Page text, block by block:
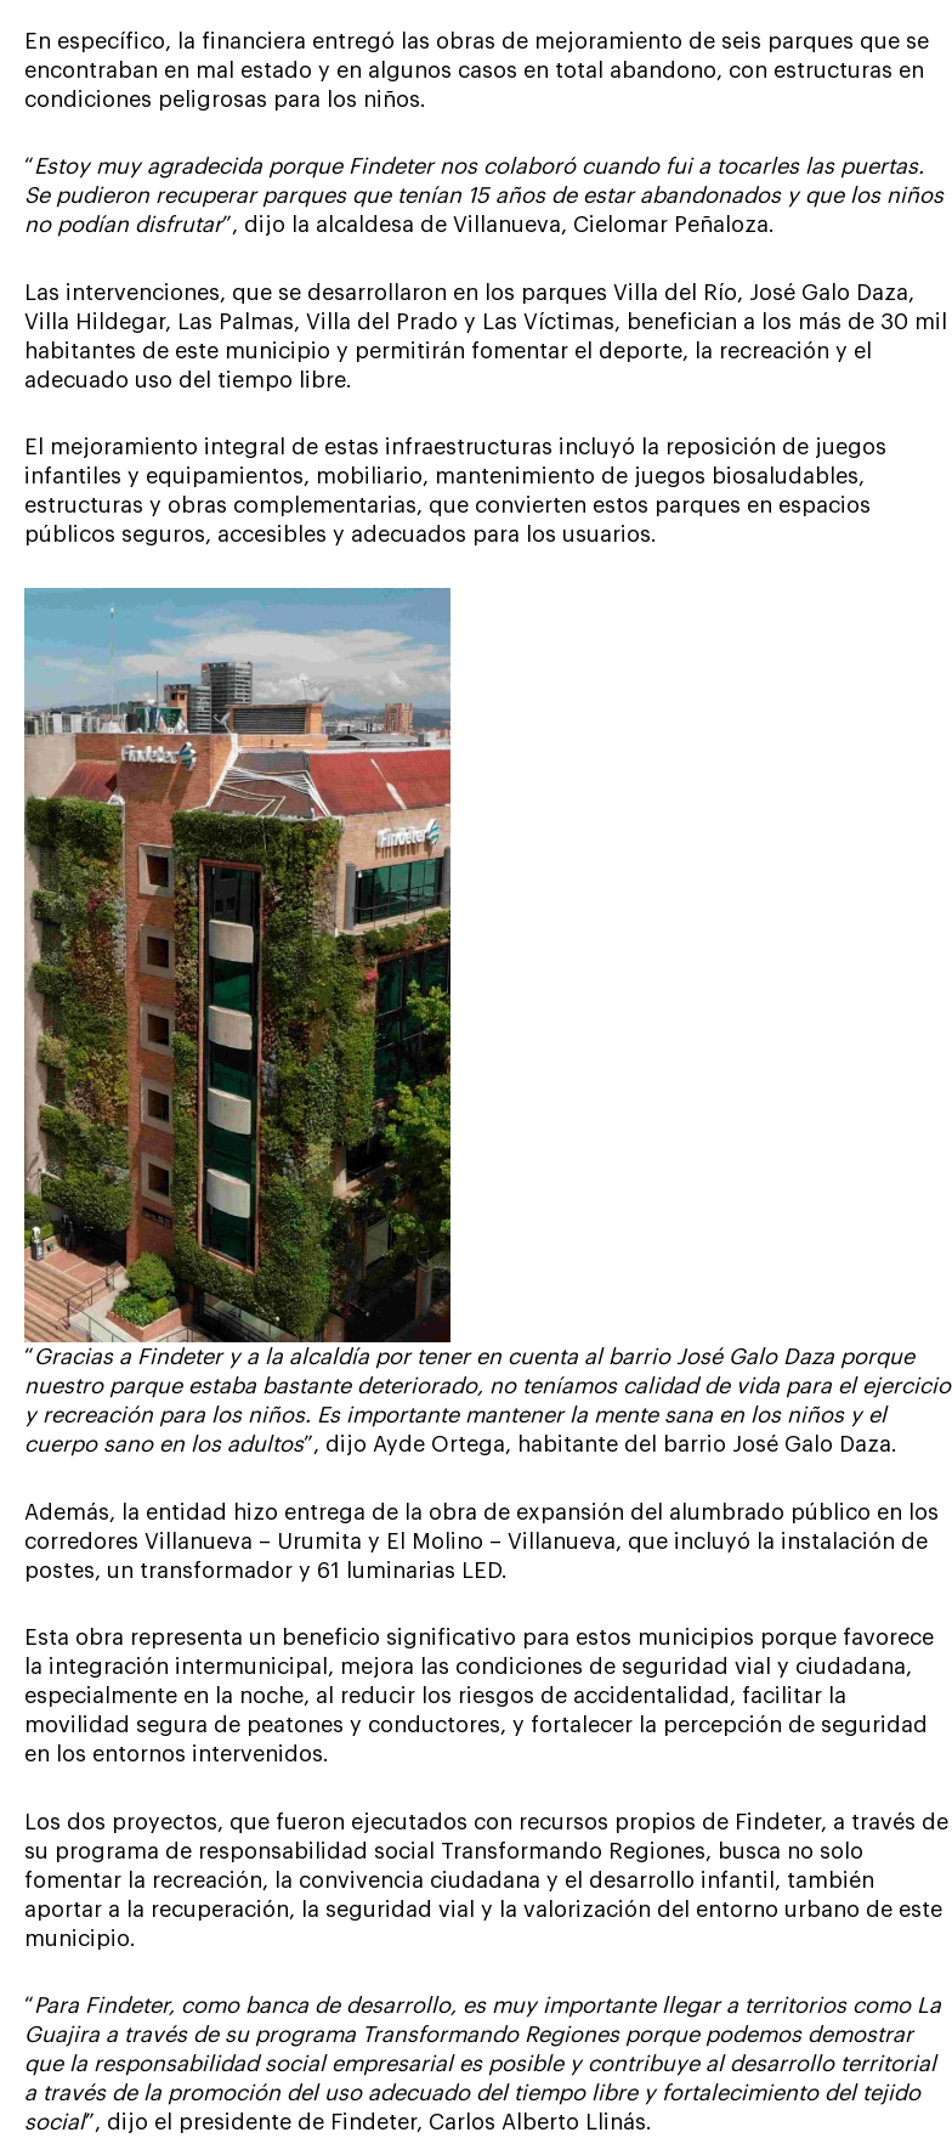
En específico, la financiera entregó las obras de mejoramiento de seis parques que se
encontraban en mal estado y en algunos casos en total abandono, con estructuras en
condiciones peligrosas para los niños.
“Estoy muy agradecida porque Findeter nos colaboró cuando fui a tocarles las puertas.
Se pudieron recuperar parques que tenían 15 años de estar abandonados y que los niños
no podían disfrutar”, dijo la alcaldesa de Villanueva, Cielomar Peñaloza.
Las intervenciones, que se desarrollaron en los parques Villa del Río, José Galo Daza,
Villa Hildegar, Las Palmas, Villa del Prado y Las Víctimas, benefician a los más de 30 mil
habitantes de este municipio y permitirán fomentar el deporte, la recreación y el
adecuado uso del tiempo libre.
El mejoramiento integral de estas infraestructuras incluyó la reposición de juegos
infantiles y equipamientos, mobiliario, mantenimiento de juegos biosaludables,
estructuras y obras complementarias, que convierten estos parques en espacios
públicos seguros, accesibles y adecuados para los usuarios.
“Gracias a Findeter y a la alcaldía por tener en cuenta al barrio José Galo Daza porque
nuestro parque estaba bastante deteriorado, no teníamos calidad de vida para el ejercicio
y recreación para los niños. Es importante mantener la mente sana en los niños y el
cuerpo sano en los adultos”, dijo Ayde Ortega, habitante del barrio José Galo Daza.
Además, la entidad hizo entrega de la obra de expansión del alumbrado público en los
corredores Villanueva – Urumita y El Molino – Villanueva, que incluyó la instalación de
postes, un transformador y 61 luminarias LED.
Esta obra representa un beneficio significativo para estos municipios porque favorece
la integración intermunicipal, mejora las condiciones de seguridad vial y ciudadana,
especialmente en la noche, al reducir los riesgos de accidentalidad, facilitar la
movilidad segura de peatones y conductores, y fortalecer la percepción de seguridad
en los entornos intervenidos.
Los dos proyectos, que fueron ejecutados con recursos propios de Findeter, a través de
su programa de responsabilidad social Transformando Regiones, busca no solo
fomentar la recreación, la convivencia ciudadana y el desarrollo infantil, también
aportar a la recuperación, la seguridad vial y la valorización del entorno urbano de este
municipio.
“Para Findeter, como banca de desarrollo, es muy importante llegar a territorios como La
Guajira a través de su programa Transformando Regiones porque podemos demostrar
que la responsabilidad social empresarial es posible y contribuye al desarrollo territorial
a través de la promoción del uso adecuado del tiempo libre y fortalecimiento del tejido
social”, dijo el presidente de Findeter, Carlos Alberto Llinás.